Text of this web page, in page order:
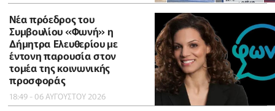
Νέα πρόεδρος του
Συμβουλίου «Φωνή» η
Δήμητρα Ελευθερίου με
έντονη παρουσία στον
τομέα της κοινωνικής
προσφοράς
18:49 - 06 ΑΥΓΟΥΣΤΟΥ 2026